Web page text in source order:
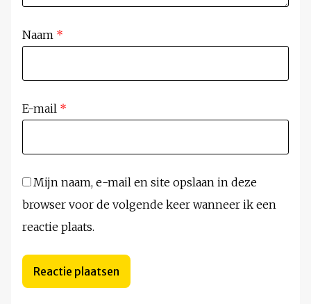
Naam *
E-mail *
Mijn naam, e-mail en site opslaan in deze
browser voor de volgende keer wanneer ik een
reactie plaats.